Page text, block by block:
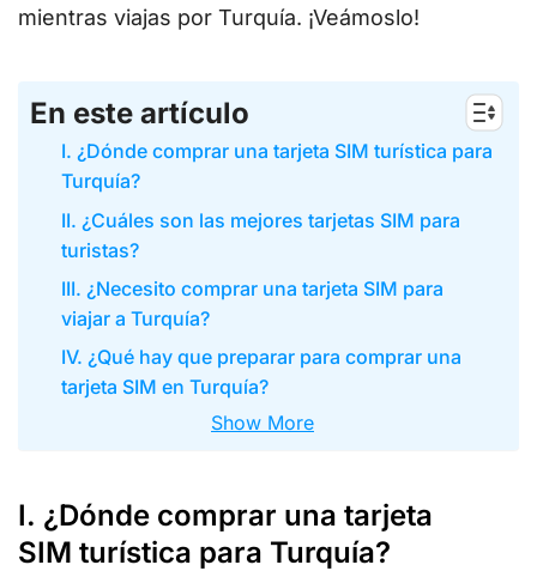
mientras viajas por Turquía. ¡Veámoslo!
En este artículo
I. ¿Dónde comprar una tarjeta SIM turística para
Turquía?
II. ¿Cuáles son las mejores tarjetas SIM para
turistas?
III. ¿Necesito comprar una tarjeta SIM para
viajar a Turquía?
IV. ¿Qué hay que preparar para comprar una
tarjeta SIM en Turquía?
Show More
I. ¿Dónde comprar una tarjeta
SIM turística para Turquía?